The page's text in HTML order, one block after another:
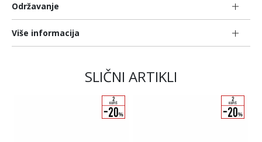
Održavanje
Više informacija
SLIČNI ARTIKLI